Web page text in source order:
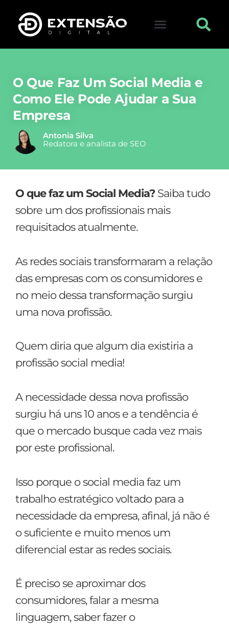
O Que Faz Um Social Media e
Como Ele Pode Ajudar a Sua
Empresa
Antonia Silva
Redatora e analista de SEO
O que faz um Social Media?Saiba tudo
sobre um dos profissionais mais
requisitados atualmente.
As redes sociais transformaram a relação
das empresas com os consumidores e
no meio dessa transformação surgiu
uma nova profissão.
Quem diria que algum dia existiria a
profissão social media!
A necessidade dessa nova profissão
surgiu há uns 10 anos e a tendência é
que o mercado busque cada vez mais
por este profissional.
Isso porque o social media faz um
trabalho estratégico voltado para a
necessidade da empresa, afinal, já não é
o suficiente e muito menos um
diferencial estar as redes sociais.
É preciso se aproximar dos
consumidores, falar a mesma
linguagem, saber fazer o